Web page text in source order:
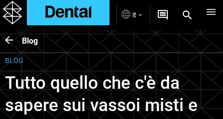
it
Blog
BLOG
Tutto quello che c'è da
sapere sui vassoi misti e